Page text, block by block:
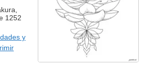
1252
y